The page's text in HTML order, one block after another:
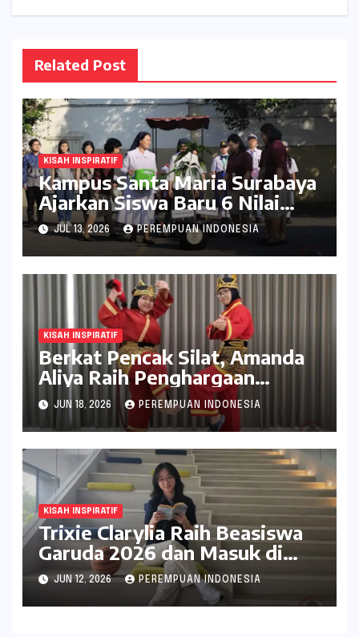
Related Post
KISAH INSPIRATIF
Kampus Santa Maria Surabaya
Ajarkan Siswa Baru 6 Nilai
Dasar Ursulin
JUL 13, 2026 PEREMPUAN INDONESIA
KISAH INSPIRATIF
Berkat Pencak Silat, Amanda
Aliya Raih Penghargaan
Bergengsi Smamda Champion
Award 2026
JUN 18, 2026 PEREMPUAN INDONESIA
KISAH INSPIRATIF
Trixie Clarylia Raih Beasiswa
Garuda 2026 dan Masuk di
University of Toronto
JUN 12, 2026 PEREMPUAN INDONESIA